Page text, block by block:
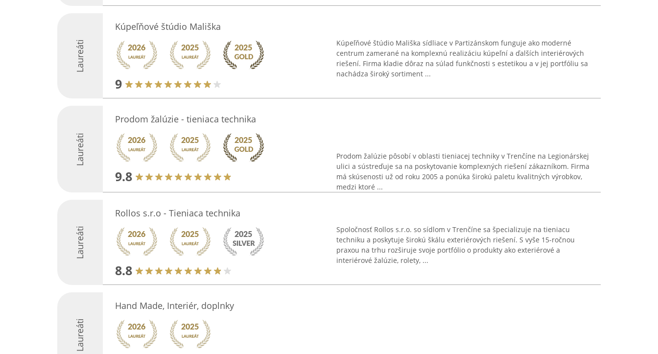
Laureáti
Kúpeľňové štúdio Mališka
9
Kúpeľňové štúdio Mališka sídliace v Partizánskom funguje ako moderné
centrum zamerané na komplexnú realizáciu kúpeľní a ďalších interiérových
riešení. Firma kladie dôraz na súlad funkčnosti s estetikou a v jej portfóliu sa
nachádza široký sortiment ...
Laureáti
Prodom žalúzie - tieniaca technika
9.8
Prodom žalúzie pôsobí v oblasti tieniacej techniky v Trenčíne na Legionárskej
ulici a sústreďuje sa na poskytovanie komplexných riešení zákazníkom. Firma
má skúsenosti už od roku 2005 a ponúka širokú paletu kvalitných výrobkov,
medzi ktoré ...
Laureáti
Rollos s.r.o - Tieniaca technika
8.8
Spoločnosť Rollos s.r.o. so sídlom v Trenčíne sa špecializuje na tieniacu
techniku a poskytuje širokú škálu exteriérových riešení. S vyše 15-ročnou
praxou na trhu rozširuje svoje portfólio o produkty ako exteriérové a
interiérové žalúzie, rolety, ...
Laureáti
Hand Made, Interiér, doplnky